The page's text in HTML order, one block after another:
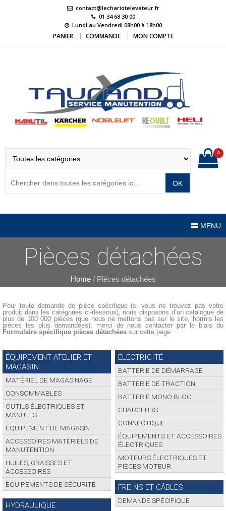
contact@lechariotelevateur.fr
01 34 68 30 00
Lundi au Vendredi 08h00 à 18h00
PANIER COMMANDE MON COMPTE
OK
0
MENU
Pièces détachées
Home/ Pièces détachées
Pour toute demande de pièce spécifique (si vous ne trouvez pas votre
produit dans les catégories ci-dessous), nous disposons d’un catalogue de
plus de 100 000 pièces (que nous ne mettons pas sur le site, hormis les
pièces les plus demandées), merci de nous contacter par le biais du
Formulaire spécifique pièces détachées sur cette page
ÉQUIPEMENT ATELIER ET
MAGASIN
MATÉRIEL DE MAGASINAGE
CONSOMMABLES
OUTILS ÉLECTRIQUES ET
MANUELS
EQUIPEMENT DE MAGASIN
ACCESSOIRES MATÉRIELS DE
MANUTENTION
HUILES, GRAISSES ET
ACCESSOIRES
ÉQUIPEMENTS DE SÉCURITÉ
HYDRAULIQUE
ELECTRICITÉ
BATTERIE DE DÉMARRAGE
BATTERIE DE TRACTION
BATTERIE MONO BLOC
CHARGEURS
CONNECTIQUE
ÉQUIPEMENTS ET ACCESSOIRES
ÉLECTRIQUES
MOTEURS ÉLECTRIQUES ET
PIÈCES MOTEUR
FREINS ET CÂBLES
DEMANDE SPÉCIFIQUE